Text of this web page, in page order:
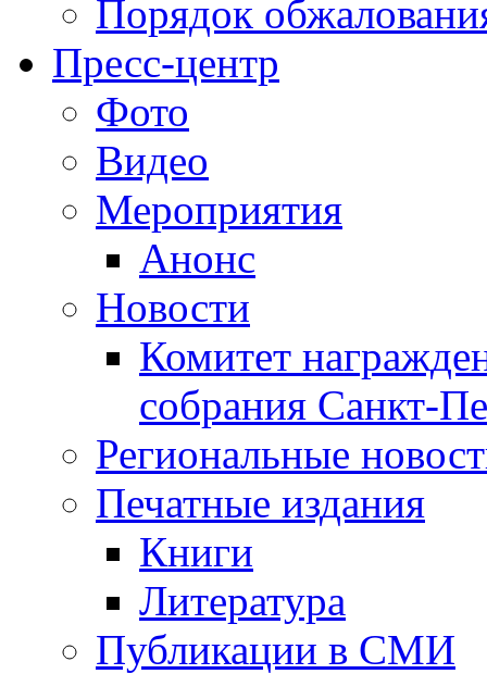
Порядок
Пресс-центр
Фото
Видео
Мероприятия
Анонс
Новости
Комитет
собрания Санкт-
Региональные
Печатные издания
Книги
Литература
Публикации в СМИ